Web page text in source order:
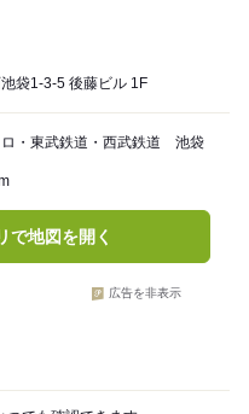
袋1-3-5 後藤ビル 1F
ロ・東武鉄道・西武鉄道 池袋
で地図を開く
広告を非表示